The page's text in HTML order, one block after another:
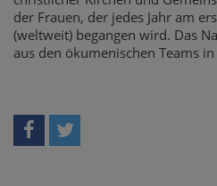
der Frauen, der jedes Jahr am
(weltweit) begangen wird. Das
aus den ökumenischen Teams